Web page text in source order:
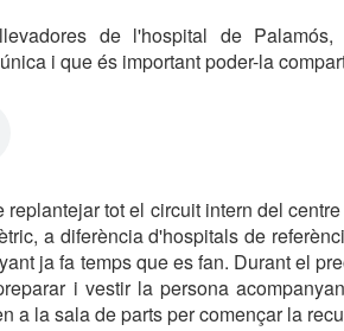
de l'hospital de
i que és important poder-la
tot el circuit intern del
a diferència d'hospitals de
ja fa temps que es fan. Durant el
i vestir la persona
a la sala de parts per començar la